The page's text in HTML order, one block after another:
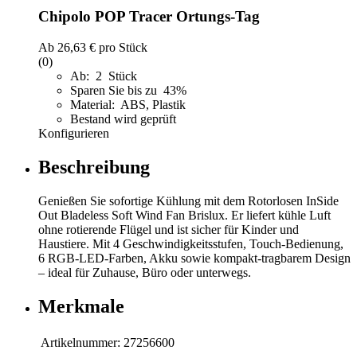
Chipolo POP Tracer Ortungs-Tag
Ab 26,63 € pro Stück
(0)
Ab: 2 Stück
Sparen Sie bis zu 43%
Material: ABS, Plastik
Bestand wird geprüft
Konfigurieren
Beschreibung
Genießen Sie sofortige Kühlung mit dem Rotorlosen InSide
Out Bladeless Soft Wind Fan Brislux. Er liefert kühle Luft
ohne rotierende Flügel und ist sicher für Kinder und
Haustiere. Mit 4 Geschwindigkeitsstufen, Touch-Bedienung,
6 RGB-LED-Farben, Akku sowie kompakt-tragbarem Design
– ideal für Zuhause, Büro oder unterwegs.
Merkmale
Artikelnummer: 27256600